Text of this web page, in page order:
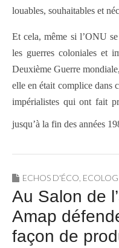
louables, souhaitables et
Et cela, même si l’ONU
les guerres coloniales et
Deuxième Guerre
elle en était complice dans
impérialistes qui ont fait
jusqu’à la fin des années
ECHOS D'ÉCO
Au Salon de
Amap
façon de